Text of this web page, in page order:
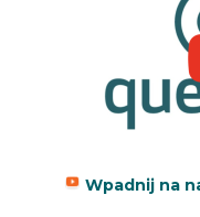
Wpadnij na